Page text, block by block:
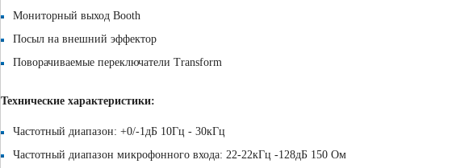
Мониторный выход Booth
Посыл на внешний эффектор
Поворачиваемые переключатели Transform
Технические характеристики:
Частотный диапазон: +0/-1дБ 10Гц - 30кГц
Частотный диапазон микрофонного входа: 22-22кГц -128дБ 150 Ом